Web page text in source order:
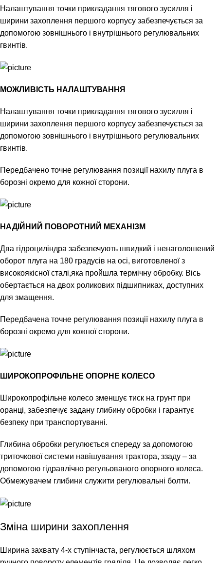
Налаштування точки прикладання тягового зусилля і
ширини захоплення першого корпусу забезпечується за
допомогою зовнішнього і внутрішнього регулювальних
гвинтів.
МОЖЛИВІСТЬ НАЛАШТУВАННЯ
Налаштування точки прикладання тягового зусилля і
ширини захоплення першого корпусу забезпечується за
допомогою зовнішнього і внутрішнього регулювальних
гвинтів.
Передбачено точне регулювання позиції нахилу плуга в
борозні окремо для кожної сторони.
НАДІЙНИЙ ПОВОРОТНИЙ МЕХАНІЗМ
Два гідроциліндра забезпечують швидкий і ненаголошений
оборот плуга на 180 градусів на осі, виготовленої з
високоякісної сталі,яка пройшла термічну обробку. Вісь
обертається на двох роликових підшипниках, доступних
для змащення.
Передбачена точне регулювання позиції нахилу плуга в
борозні окремо для кожної сторони.
ШИРОКОПРОФІЛЬНЕ ОПОРНЕ КОЛЕСО
Широкопрофільне колесо зменшує тиск на грунт при
оранці, забезпечує задану глибину обробки і гарантує
безпеку при транспортуванні.
Глибина обробки регулюється спереду за допомогою
триточкової системи навішування трактора, ззаду – за
допомогою гідравлічно регульованого опорного колеса.
Обмежувачем глибини служити регулювальні болти.
Зміна ширини захоплення
Ширина захвату 4-х ступінчаста, регулюється шляхом